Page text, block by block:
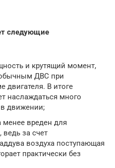
следующие
и крутящий момент,
ДВС при
двигателя. В итоге
наслаждаться много
движении;
вреден для
за счет
воздуха поступающая
практически без